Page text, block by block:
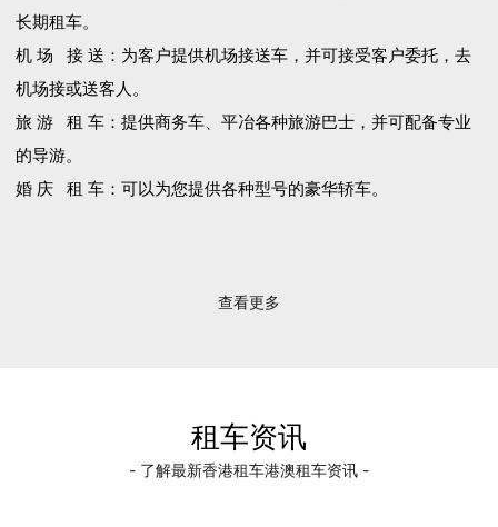
长期租车。
机 场 接 送：为客户提供机场接送车，并可接受客户委托，去
机场接或送客人。
旅 游 租 车：提供商务车、平冶各种旅游巴士，并可配备专业
的导游。
婚 庆 租 车：可以为您提供各种型号的豪华轿车。
查看更多
租车资讯
- 了解最新香港租车港澳租车资讯 -